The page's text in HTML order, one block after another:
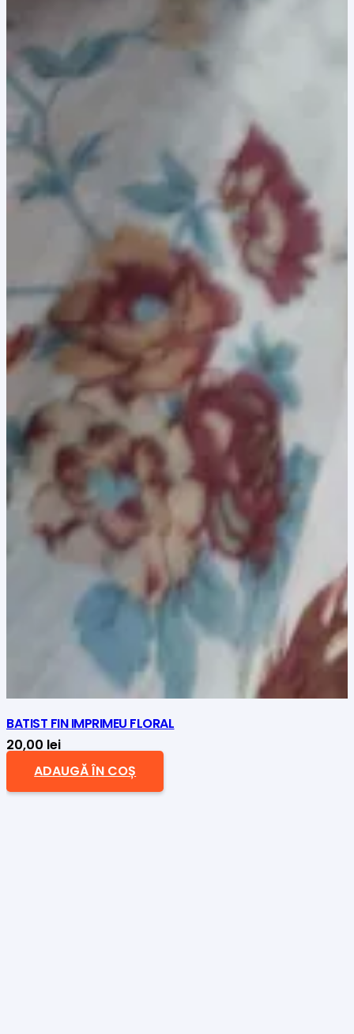
BATIST FIN IMPRIMEU FLORAL
20,00 lei
ADAUGĂ ÎN COȘ